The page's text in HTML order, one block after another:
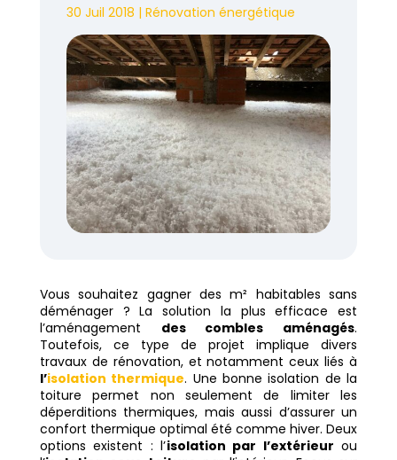
30 Juil 2018 | Rénovation énergétique
Vous souhaitez gagner des m² habitables sans
déménager ? La solution la plus efficace est
l’aménagement des combles aménagés.
Toutefois, ce type de projet implique divers
travaux de rénovation, et notamment ceux liés à
l’isolation thermique. Une bonne isolation de la
toiture permet non seulement de limiter les
déperditions thermiques, mais aussi d’assurer un
confort thermique optimal été comme hiver. Deux
options existent : l’isolation par l’extérieur ou